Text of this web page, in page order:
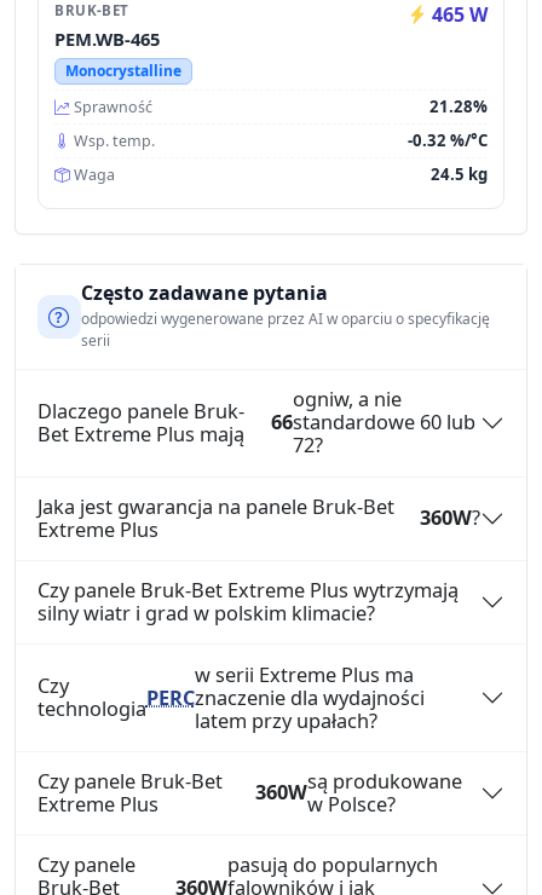
BRUK-BET 465 W
PEM.WB-465
Monocrystalline
Sprawność
21.28%
Wsp. temp. -0.32 %/°C
Waga 24.5 kg
Często zadawane pytania
odpowiedzi wygenerowane przez AI w oparciu o specyfikację
serii
Dlaczego panele Bruk-
Bet Extreme Plus mają
66
ogniw, a nie
standardowe 60 lub
72?
Jaka jest gwarancja na panele Bruk-Bet
Extreme Plus
360W?
Czy panele Bruk-Bet Extreme Plus wytrzymają
silny wiatr i grad w polskim klimacie?
Czy
technologiaPERC
w serii Extreme Plus ma
znaczenie dla wydajności
latem przy upałach?
Czy panele Bruk-Bet
Extreme Plus
360Wsą produkowane
w Polsce?
Czy panele
Bruk-Bet
360W
pasują do popularnych
falowników i jak